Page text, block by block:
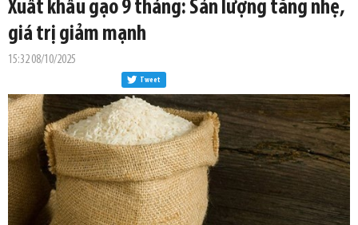
Xuất khẩu gạo 9 tháng: Sản lượng tăng nhẹ,
giá trị giảm mạnh
15:32 08/10/2025
Tweet